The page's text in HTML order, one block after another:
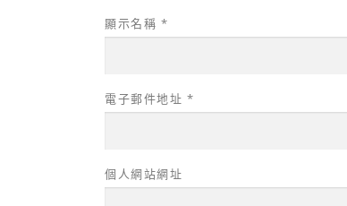
顯示名稱 *
電子郵件地址 *
個人網站網址